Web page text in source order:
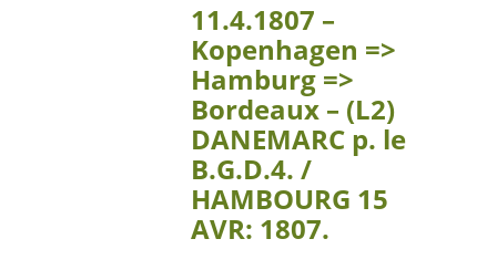
11.4.1807 –
Kopenhagen =>
Hamburg =>
Bordeaux – (L2)
DANEMARC p. le
B.G.D.4. /
HAMBOURG 15
AVR: 1807.